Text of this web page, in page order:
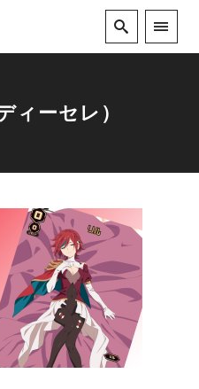
ィーセレ）